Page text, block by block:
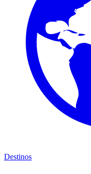
Destinos